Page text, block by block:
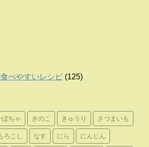
べやすいレシピ (125)
ぼちゃ きのこ きゅうり さつまいも
ろこし なす にら にんじん